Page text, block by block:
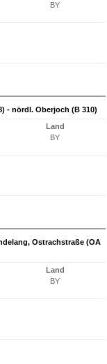
BY
- nördl. Oberjoch (B 310)
Land
BY
Ostrachstraße (OA
Land
BY